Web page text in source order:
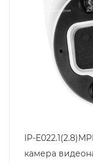
IP-
камера